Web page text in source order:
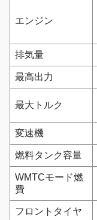
エンジン
排気量
最高出力
最大トルク
変速機
燃料タンク容量
WMTCモード燃
費
フロントタイヤ